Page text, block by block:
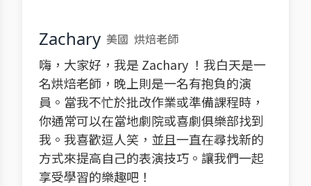
Zachary 美國 烘焙老師
嗨，大家好，我是 Zachary ！我白天是一
名烘焙老師，晚上則是一名有抱負的演
員。當我不忙於批改作業或準備課程時，
你通常可以在當地劇院或喜劇俱樂部找到
我。我喜歡逗人笑，並且一直在尋找新的
方式來提高自己的表演技巧。讓我們一起
享受學習的樂趣吧！